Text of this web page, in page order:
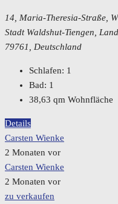
14, Maria-Theresia-Straße,
Stadt Waldshut-Tiengen,
79761, Deutschland
Schlafen: 1
Bad: 1
38,63 qm Wohnfläche
Details
Carsten Wienke
2 Monaten vor
Carsten Wienke
2 Monaten vor
zu verkaufen